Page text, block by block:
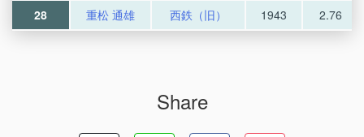
28
重松 通雄 西鉄（旧） 1943 2.76
Share